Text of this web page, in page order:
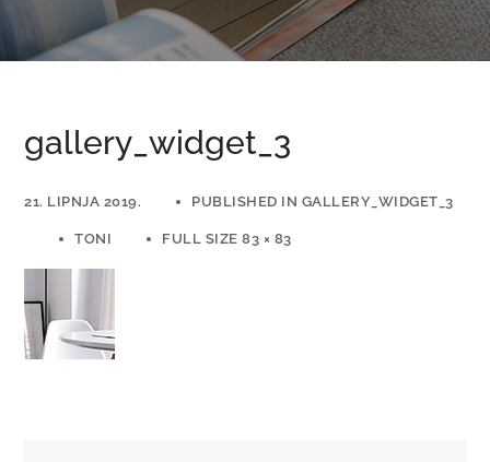
gallery_widget_3
21. LIPNJA 2019. PUBLISHED IN GALLERY_WIDGET_3
TONI FULL SIZE 83 × 83